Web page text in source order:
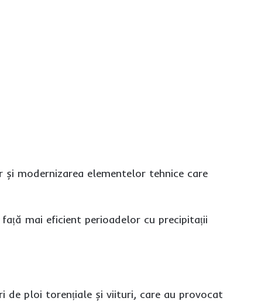
modernizarea elementelor tehnice care
mai eficient perioadelor cu precipitații
de ploi torențiale și viituri, care au provocat